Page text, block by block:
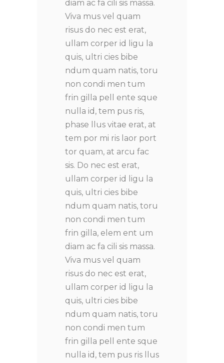
diam ac fa cili sis massa.
Viva mus vel quam
risus do nec est erat,
ullam corper id ligu la
quis, ultri cies bibe
ndum quam natis, toru
non condi men tum
frin gilla pell ente sque
nulla id, tem pus ris,
phase llus vitae erat, at
tem por mi ris laor port
tor quam, at arcu fac
sis. Do nec est erat,
ullam corper id ligu la
quis, ultri cies bibe
ndum quam natis, toru
non condi men tum
frin gilla, elem ent um
diam ac fa cili sis massa.
Viva mus vel quam
risus do nec est erat,
ullam corper id ligu la
quis, ultri cies bibe
ndum quam natis, toru
non condi men tum
frin gilla pell ente sque
nulla id, tem pus ris llus